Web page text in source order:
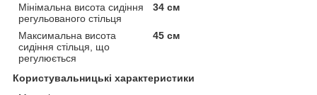
Мінімальна висота сидіння
регульованого стільця
34 см
Максимальна висота
сидіння стільця, що
регулюється
45 см
Користувальницькі характеристики